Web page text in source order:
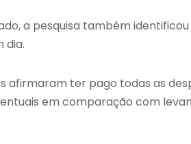
a pesquisa também
dia.
afirmaram ter pago todas as
em comparação com